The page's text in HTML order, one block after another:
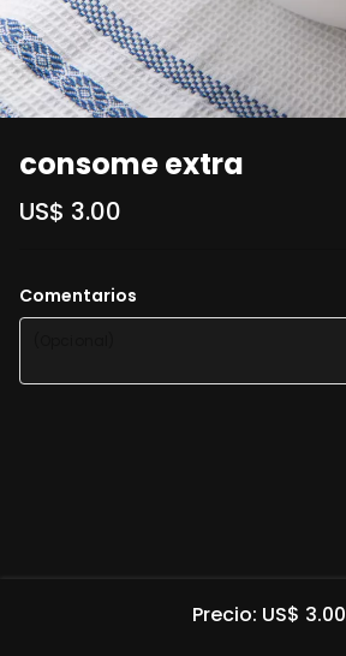
consome extra
US$ 3.00
Comentarios
Precio: US$ 3.00